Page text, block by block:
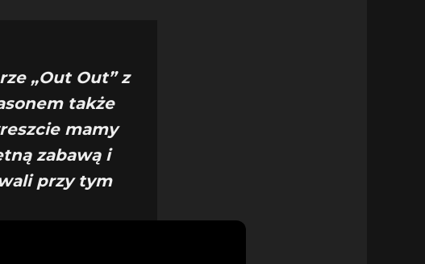
„Out Out” z
także
mamy
zabawą i
przy tym